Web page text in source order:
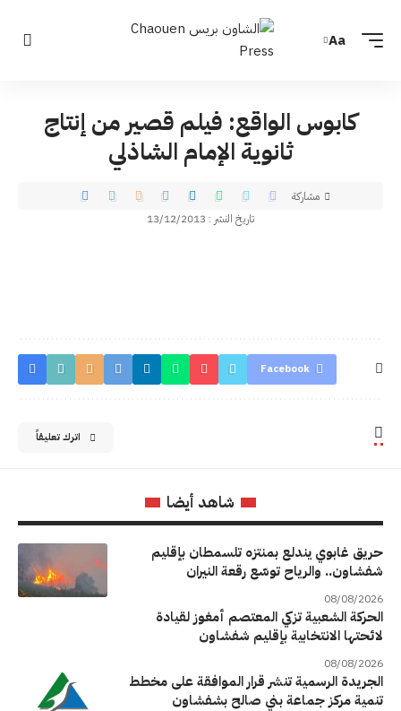
Aa
كابوس الواقع: فيلم قصير من إنتاج
ثانوية الإمام الشاذلي
تاريخ النشر : 13/12/2013
مشاركة
Facebook
اترك تعليقاً
شاهد أيضا
حريق غابوي يندلع بمنتزه تلسمطان بإقليم
شفشاون.. والرياح توسّع رقعة النيران
08/08/2026
الحركة الشعبية تزكي المعتصم أمغوز لقيادة
لائحتها الانتخابية بإقليم شفشاون
08/08/2026
الجريدة الرسمية تنشر قرار الموافقة على مخطط
تنمية مركز جماعة بني صالح بشفشاون